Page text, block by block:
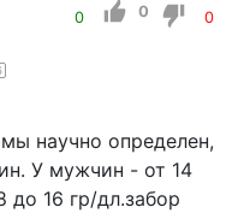
0 0 0
научно определен,
У мужчин - от 14
до 16 гр/дл.забор